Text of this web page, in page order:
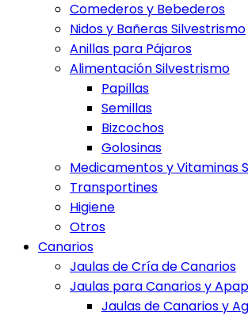
Comederos y Bebederos
Nidos y Bañeras Silvestrismo
Anillas para Pájaros
Alimentación Silvestrismo
Papillas
Semillas
Bizcochos
Golosinas
Medicamentos y Vitaminas
Transportines
Higiene
Otros
Canarios
Jaulas de Cría de Canarios
Jaulas para Canarios y
Jaulas de Canarios y